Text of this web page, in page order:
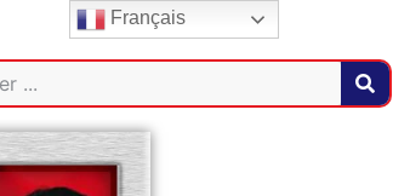
Français